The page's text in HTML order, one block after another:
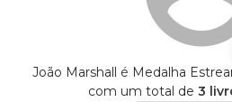
João Marshall é Medalha
com um total de 3